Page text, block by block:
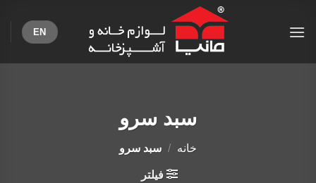
EN
سبد سرو
خانه / سبد سرو
فیلتر